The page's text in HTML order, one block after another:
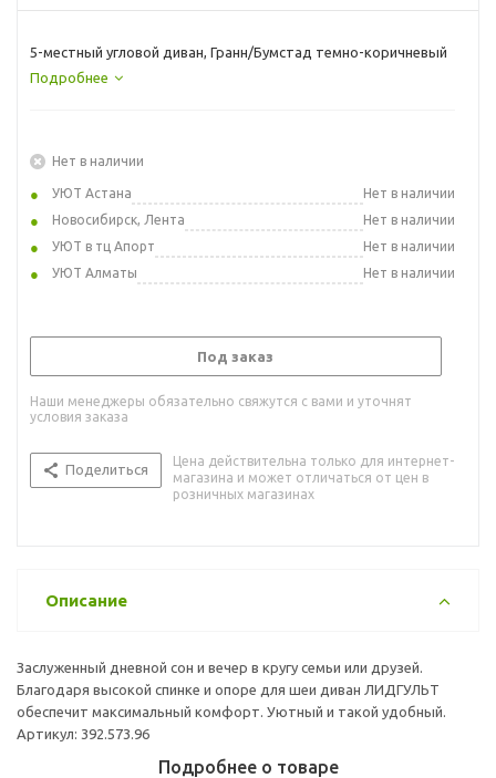
5-местный угловой диван, Гранн/Бумстад темно-коричневый
Подробнее
Нет в наличии
УЮТ Астана
Нет в наличии
Новосибирск, Лента
Нет в наличии
УЮТ в тц Апорт
Нет в наличии
УЮТ Алматы
Нет в наличии
Под заказ
Наши менеджеры обязательно свяжутся с вами и уточнят
условия заказа
Поделиться
Цена действительна только для интернет-
магазина и может отличаться от цен в
розничных магазинах
Описание
Заслуженный дневной сон и вечер в кругу семьи или друзей.
Благодаря высокой спинке и опоре для шеи диван ЛИДГУЛЬТ
обеспечит максимальный комфорт. Уютный и такой удобный.
Артикул: 392.573.96
Подробнее о товаре